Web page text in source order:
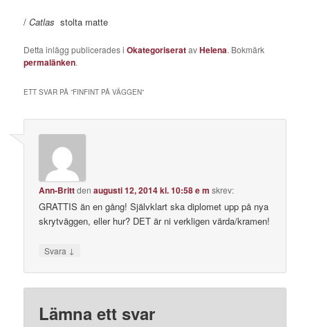
/Catlas stolta matte
Detta inlägg publicerades iOkategoriseratavHelena. Bokmärk
permalänken.
ETT SVAR PÅ ”FINFINT PÅ VÄGGEN”
Ann-Brittdenaugusti 12, 2014 kl. 10:58 e m skrev:
GRATTIS än en gång! Självklart ska diplomet upp på nya
skrytväggen, eller hur? DET är ni verkligen värda/kramen!
Svara ↓
Lämna ett svar